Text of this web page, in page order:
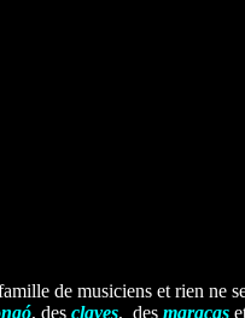
de musiciens et rien ne
, des claves, des maracas